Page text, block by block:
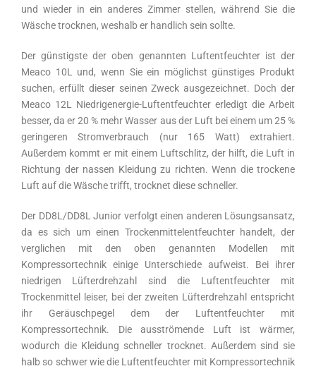
und wieder in ein anderes Zimmer stellen, während Sie die
Wäsche trocknen, weshalb er handlich sein sollte.
Der günstigste der oben genannten Luftentfeuchter ist der
Meaco 10L und, wenn Sie ein möglichst günstiges Produkt
suchen, erfüllt dieser seinen Zweck ausgezeichnet. Doch der
Meaco 12L Niedrigenergie-Luftentfeuchter erledigt die Arbeit
besser, da er 20 % mehr Wasser aus der Luft bei einem um 25 %
geringeren Stromverbrauch (nur 165 Watt) extrahiert.
Außerdem kommt er mit einem Luftschlitz, der hilft, die Luft in
Richtung der nassen Kleidung zu richten. Wenn die trockene
Luft auf die Wäsche trifft, trocknet diese schneller.
Der DD8L/DD8L Junior verfolgt einen anderen Lösungsansatz,
da es sich um einen Trockenmittelentfeuchter handelt, der
verglichen mit den oben genannten Modellen mit
Kompressortechnik einige Unterschiede aufweist. Bei ihrer
niedrigen Lüfterdrehzahl sind die Luftentfeuchter mit
Trockenmittel leiser, bei der zweiten Lüfterdrehzahl entspricht
ihr Geräuschpegel dem der Luftentfeuchter mit
Kompressortechnik. Die ausströmende Luft ist wärmer,
wodurch die Kleidung schneller trocknet. Außerdem sind sie
halb so schwer wie die Luftentfeuchter mit Kompressortechnik